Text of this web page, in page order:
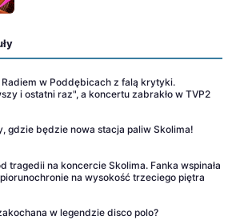
Radiem w Poddębicach z falą krytyki.
i ostatni raz", a koncertu zabrakło w TVP2
gdzie będzie nowa stacja paliw Skolima!
tragedii na koncercie Skolima. Fanka wspinała
na wysokość trzeciego piętra
w legendzie disco polo?